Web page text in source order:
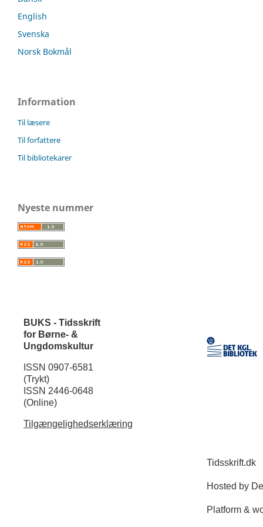
English
Svenska
Norsk Bokmål
Information
Til læsere
Til forfattere
Til bibliotekarer
Nyeste nummer
BUKS - Tidsskrift
for Børne- &
Ungdomskultur
ISSN 0907-6581
(Trykt)
ISSN 2446-0648
(Online)
Tilgængelighedserklæring